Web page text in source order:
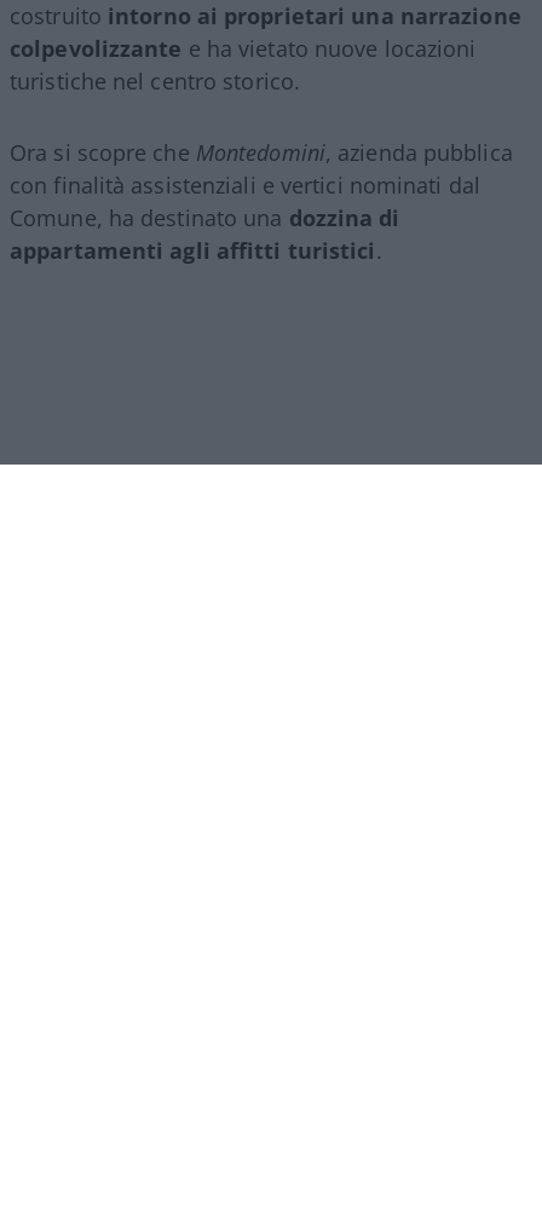
costruito intorno ai proprietari una narrazione
colpevolizzante e ha vietato nuove locazioni
turistiche nel centro storico.
Ora si scopre che Montedomini, azienda pubblica
con finalità assistenziali e vertici nominati dal
Comune, ha destinato una dozzina di
appartamenti agli affitti turistici.